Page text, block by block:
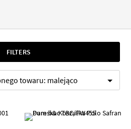
FILTERS
towaru: malejąco